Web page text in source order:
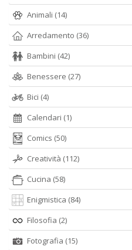
Animali (14)
Arredamento (36)
Bambini (42)
Benessere (27)
Bici (4)
Calendari (1)
Comics (50)
Creatività (112)
Cucina (58)
Enigmistica (84)
Filosofia (2)
Fotografia (15)